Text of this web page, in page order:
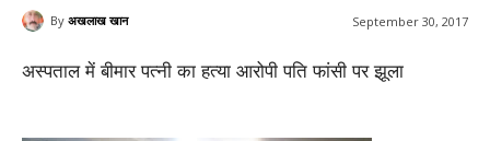
By अखलाख खान September 30, 2017
अस्पताल में बीमार पत्नी का हत्या आरोपी पति फांसी पर झूला